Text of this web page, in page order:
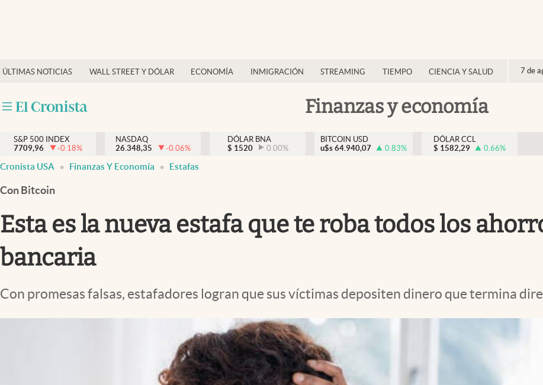
ÚLTIMAS NOTICIAS WALL STREET Y DÓLAR ECONOMÍA INMIGRACIÓN STREAMING TIEMPO CIENCIA Y SALUD 7 de
Finanzas y economía
Finanzas y economía
Inmigración
Trending
Streaming
PC y mobile
S&P 500 INDEX
7709,96
-0.18%
NASDAQ
26.348,35
-0.06%
DÓLAR BNA
$ 1520 0.00%
BITCOIN USD
u$s 64.940,07 0.83%
DÓLAR CCL
$ 1582,29 0.66%
Cronista USA Finanzas Y Economía Estafas
Con Bitcoin
Esta es la nueva estafa que te roba todos los
bancaria
Con promesas falsas, estafadores logran que sus víctimas depositen dinero que termina